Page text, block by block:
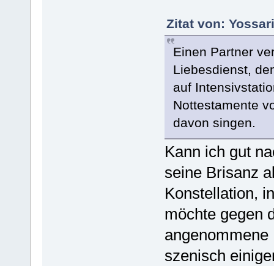
Zitat von:
Einen Partner
Liebesdienst,
auf
Nottestamente
davon singen.
Kann ich gut
seine Brisanz
Konstellation,
möchte gegen
szenisch